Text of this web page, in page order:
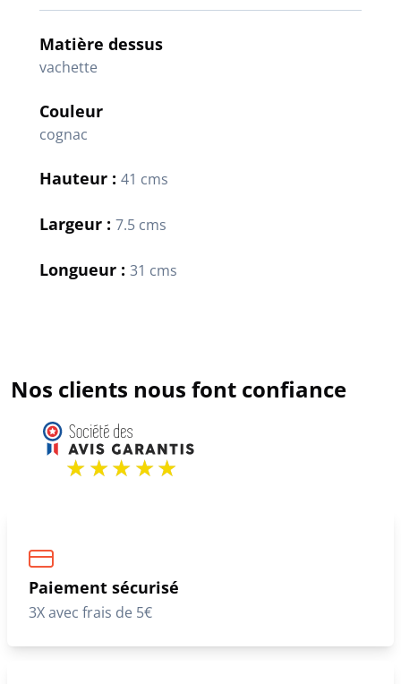
Matière dessus
vachette
Couleur
cognac
Hauteur : 41 cms
Largeur : 7.5 cms
Longueur : 31 cms
Nos clients nous font confiance
Paiement sécurisé
3X avec frais de 5€